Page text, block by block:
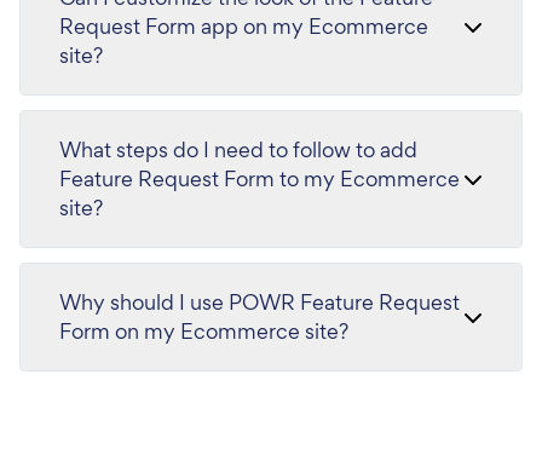
Request Form app on my Ecommerce
site?
What steps do I need to follow to add
Feature Request Form to my Ecommerce
site?
Why should I use POWR Feature Request
Form on my Ecommerce site?